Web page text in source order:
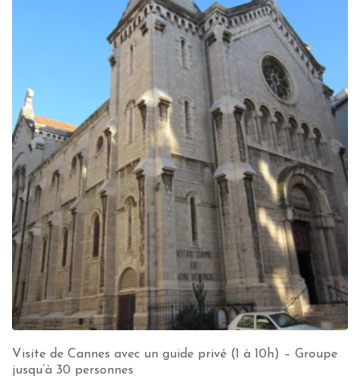
Visite de Cannes avec un guide privé (1 à 10h) – Groupe
jusqu’à 30 personnes